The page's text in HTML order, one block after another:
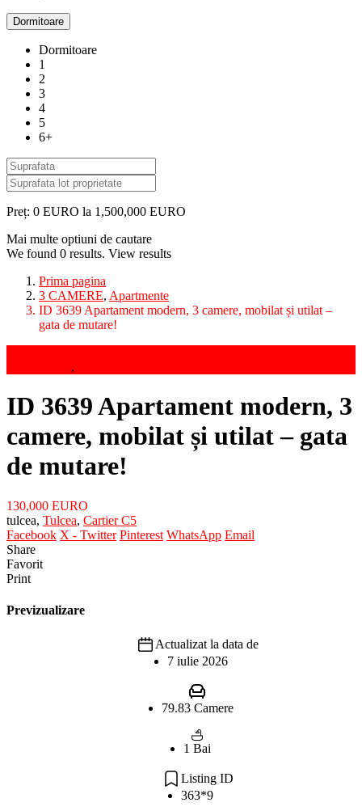
Dormitoare
Dormitoare
1
2
3
4
5
6+
Preț: 0 EURO la 1,500,000 EURO
Mai multe optiuni de cautare
We found 0 results. View results
Prima pagina
3 CAMERE, Apartmente
ID 3639 Apartament modern, 3 camere, mobilat și utilat –
gata de mutare!
,
ID 3639 Apartament modern, 3
camere, mobilat și utilat – gata
de mutare!
130,000 EURO
tulcea, Tulcea, Cartier C5
Facebook X - Twitter Pinterest WhatsApp Email
Share
Favorit
Print
Previzualizare
Actualizat la data de
7 iulie 2026
79.83 Camere
1 Bai
Listing ID
363*9